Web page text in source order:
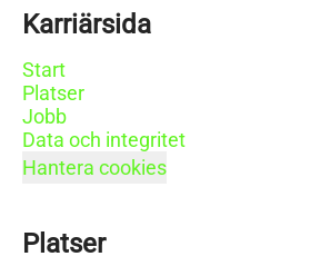
Karriärsida
Start
Platser
Jobb
Data och integritet
Hantera cookies
Platser